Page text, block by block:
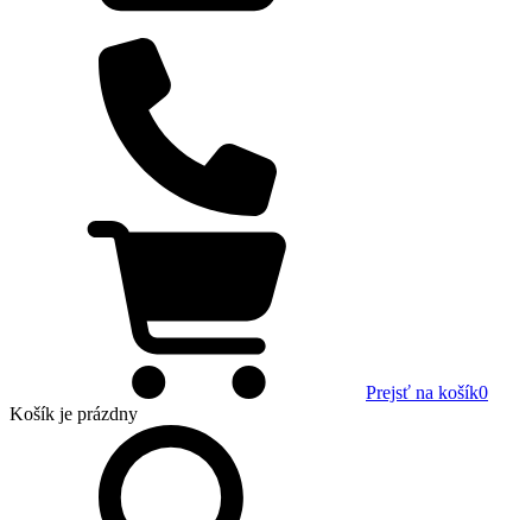
Prejsť na košík0
Košík je prázdny